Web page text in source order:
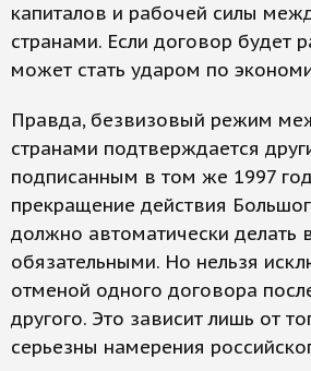
капиталов и рабочей силы
странами. Если договор будет
может стать ударом по
Правда, безвизовый режим
странами подтверждается
подписанным в том же 1997
прекращение действия
должно автоматически делать
обязательными. Но нельзя
отменой одного договора
другого. Это зависит лишь от
серьезны намерения